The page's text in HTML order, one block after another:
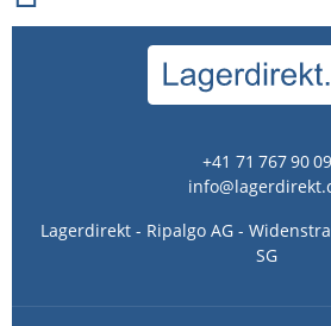
+41 71 767 90 09
Lagerdirekt - Ripalgo AG -
SG